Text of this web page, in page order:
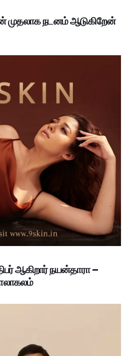
முதலாக நடனம் ஆடுகிறேன்
ஆகிறார் நயன்தாரா –